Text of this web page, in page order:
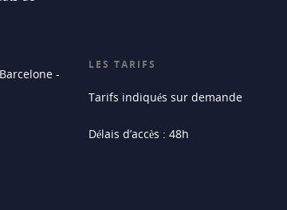
LES TARIFS
Tarifs indiqués sur demande
Délais d’accès : 48h